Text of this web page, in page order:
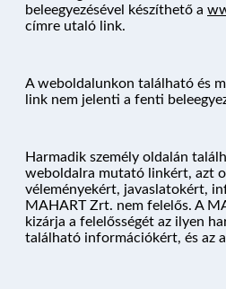
beleegyezésével készíthető a
címre utaló link.
A weboldalunkon található és
link nem jelenti a fenti
Harmadik személy oldalán
weboldalra mutató linkért, azt
véleményekért, javaslatokért,
MAHART Zrt. nem felelős. A
kizárja a felelősségét az ilyen
található információkért, és az